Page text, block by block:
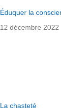
Éduquer la
12 décembre 2022
La chasteté